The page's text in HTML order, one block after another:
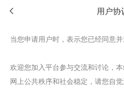
用户协
当您申请用户时，表示您已经同意并
欢迎您加入平台参与交流和讨论，
网上公共秩序和社会稳定，请您自觉